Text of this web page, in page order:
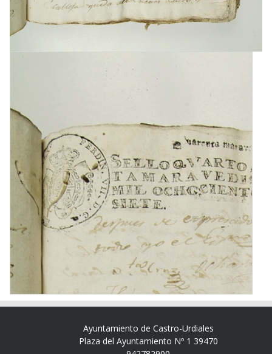
Ayuntamiento de Castro-Urdiales
Plaza del Ayuntamiento Nº 1 39470